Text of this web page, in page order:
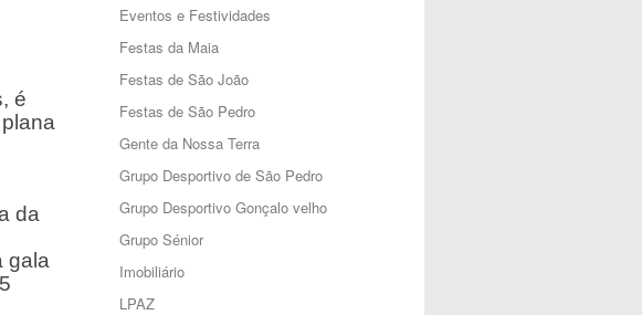
é
da
gala
Eventos e Festividades
Festas da Maia
Festas de São João
Festas de São Pedro
Gente da Nossa Terra
Grupo Desportivo de São Pedro
Grupo Desportivo Gonçalo velho
Grupo Sénior
Imobiliário
LPAZ